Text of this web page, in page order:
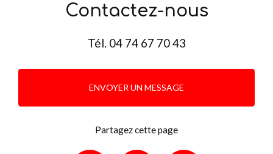
Contactez-nous
Tél. 04 74 67 70 43
ENVOYER UN MESSAGE
Partagez cette page